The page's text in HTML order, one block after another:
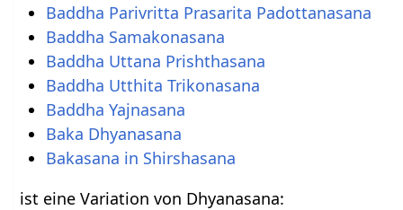
Baddha Parivritta Prasarita Padottanasana
Baddha Samakonasana
Baddha Uttana Prishthasana
Baddha Utthita Trikonasana
Baddha Yajnasana
Baka Dhyanasana
Bakasana in Shirshasana
ist eine Variation von Dhyanasana: